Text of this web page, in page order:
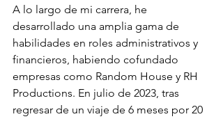
A lo largo de mi carrera, he
desarrollado una amplia gama de
habilidades en roles administrativos y
financieros, habiendo cofundado
empresas como Random House y RH
Productions. En julio de 2023, tras
regresar de un viaje de 6 meses por 20